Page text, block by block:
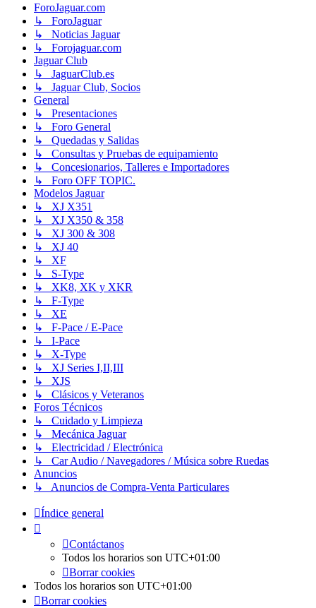
ForoJaguar.com
↳ ForoJaguar
↳ Noticias Jaguar
↳ Forojaguar.com
Jaguar Club
↳ JaguarClub.es
↳ Jaguar Club, Socios
General
↳ Presentaciones
↳ Foro General
↳ Quedadas y Salidas
↳ Consultas y Pruebas de equipamiento
↳ Concesionarios, Talleres e Importadores
↳ Foro OFF TOPIC.
Modelos Jaguar
↳ XJ X351
↳ XJ X350 & 358
↳ XJ 300 & 308
↳ XJ 40
↳ XF
↳ S-Type
↳ XK8, XK y XKR
↳ F-Type
↳ XE
↳ F-Pace / E-Pace
↳ I-Pace
↳ X-Type
↳ XJ Series I,II,III
↳ XJS
↳ Clásicos y Veteranos
Foros Técnicos
↳ Cuidado y Limpieza
↳ Mecánica Jaguar
↳ Electricidad / Electrónica
↳ Car Audio / Navegadores / Música sobre Ruedas
Anuncios
↳ Anuncios de Compra-Venta Particulares
Índice general
Contáctanos
Todos los horarios son UTC+01:00
Borrar cookies
Todos los horarios son UTC+01:00
Borrar cookies